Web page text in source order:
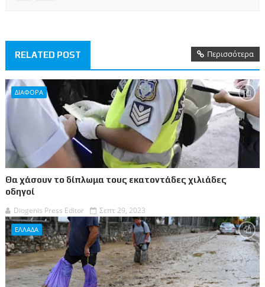
RELATED POST Περισσότερα
ΔΙΑΦΟΡΑ
Θα χάσουν το δίπλωμα τους εκατοντάδες χιλιάδες
οδηγοί
Diogenis Press Editor
Σεπτ 29, 2023
ΕΛΛΑΔΑ